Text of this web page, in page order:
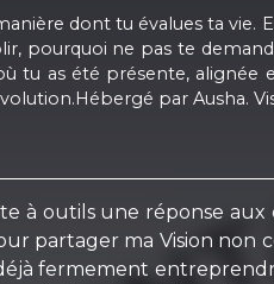
dont tu évalues ta
pourquoi ne pas te
tu as été présente,
par Ausha.
à outils une réponse
partager ma Vision
fermement